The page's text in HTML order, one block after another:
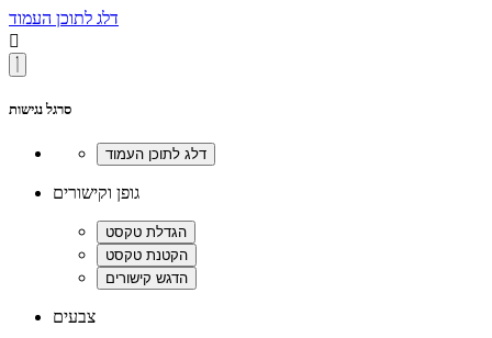
דלג לתוכן העמוד

סרגל נגישות
גופן וקישורים
צבעים